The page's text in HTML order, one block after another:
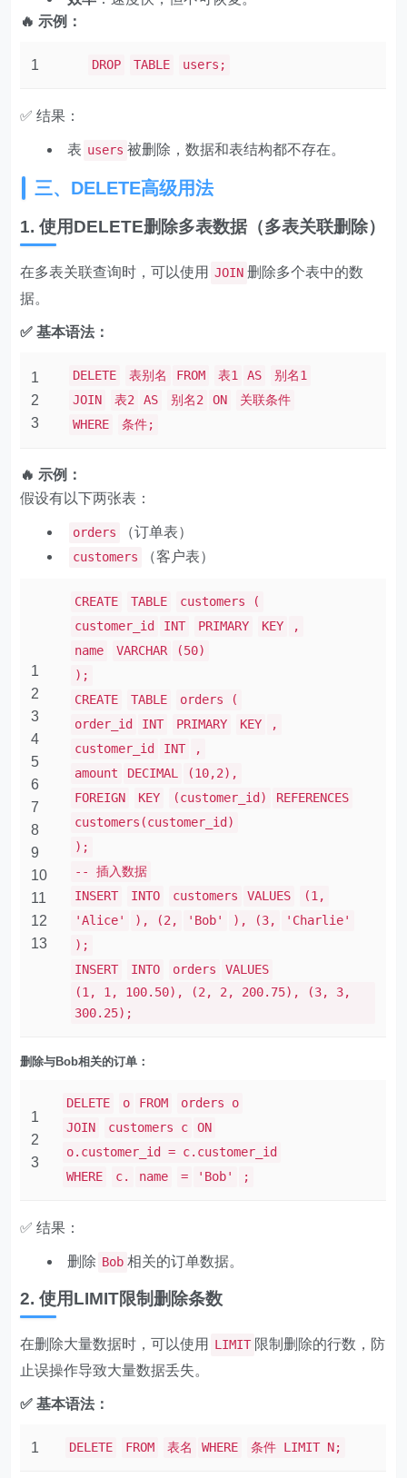
🔥 示例：
1 DROP TABLE users;
✅ 结果：
表 users 被删除，数据和表结构都不存在。
三、DELETE高级用法
1. 使用DELETE删除多表数据（多表关联删除）
在多表关联查询时，可以使用 JOIN 删除多个表中的数
据。
✅ 基本语法：
1
2
3
DELETE 表别名 FROM 表1 AS
别名1
JOIN
表2 AS 别名2 ON
关联条件
WHERE
条件;
🔥 示例：
假设有以下两张表：
orders （订单表）
customers （客户表）
1
2
3
4
5
6
7
8
9
10
11
12
13
CREATE TABLE
customers (
customer_id
INT PRIMARY KEY
,
name
VARCHAR
(50)
);
CREATE
TABLE
orders (
order_id
INT PRIMARY KEY
,
customer_id
INT
,
amount
DECIMAL
(10,2),
FOREIGN
KEY (customer_id)
REFERENCES
customers(customer_id)
);
-- 插入数据
INSERT
INTO customers VALUES
(1,
'Alice'
), (2, 'Bob' ), (3,
'Charlie'
);
INSERT
INTO orders
VALUES
(1, 1, 100.50), (2, 2, 200.75), (3, 3,
300.25);
删除与Bob相关的订单：
1
2
3
DELETE o FROM
orders o
JOIN
customers c
ON
o.customer_id = c.customer_id
WHERE
c. name = 'Bob' ;
✅ 结果：
删除 Bob 相关的订单数据。
2. 使用LIMIT限制删除条数
在删除大量数据时，可以使用 LIMIT 限制删除的行数，防
止误操作导致大量数据丢失。
✅ 基本语法：
1 DELETE FROM 表名 WHERE 条件 LIMIT N;